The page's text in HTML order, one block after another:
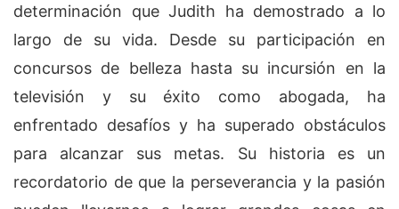
determinación que Judith ha demostrado a lo
largo de su vida. Desde su participación en
concursos de belleza hasta su incursión en la
televisión y su éxito como abogada, ha
enfrentado desafíos y ha superado obstáculos
para alcanzar sus metas. Su historia es un
recordatorio de que la perseverancia y la pasión